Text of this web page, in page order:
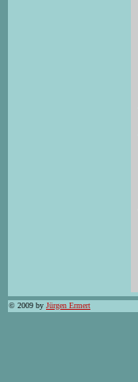
© 2009 by Jürgen Ermert